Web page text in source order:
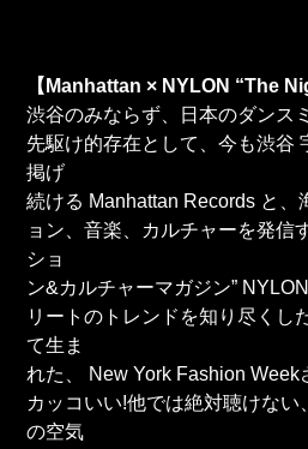
【Manhattan × NYLON “The
渋谷のみならず、日本のダンス
先駆け的存在として、今も渋谷
掲げ
続ける Manhattan Records と、
ョン、音楽、カルチャーを発信
ショ
ン&カルチャーマガジン”
リートのトレンドを知り尽くし
て生ま
れた、 New York Fashion
カッコいい!他では絶対聴けない
の空気